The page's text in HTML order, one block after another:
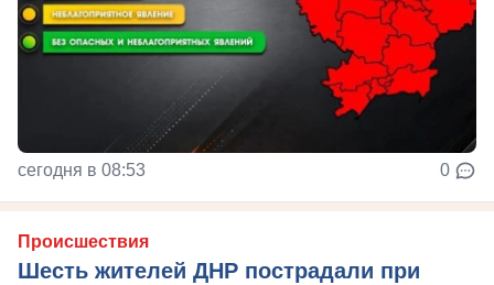
сегодня в 08:53 0
Происшествия
Шесть жителей ДНР пострадали при